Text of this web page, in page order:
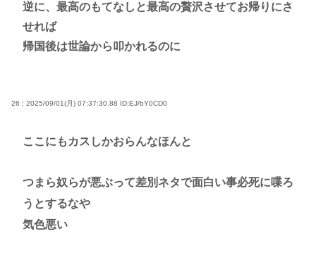
逆に、最高のもてなしと最高の贅沢させてお帰りにさ
せれば
帰国後は世論から叩かれるのに
26 : 2025/09/01(月) 07:37:30.88 ID:EJ/bY0CD0
ここにもカスしかおらんなほんと
つまら奴らが悪ぶって差別ネタで面白い事必死に喋ろ
うとするなや
気色悪い